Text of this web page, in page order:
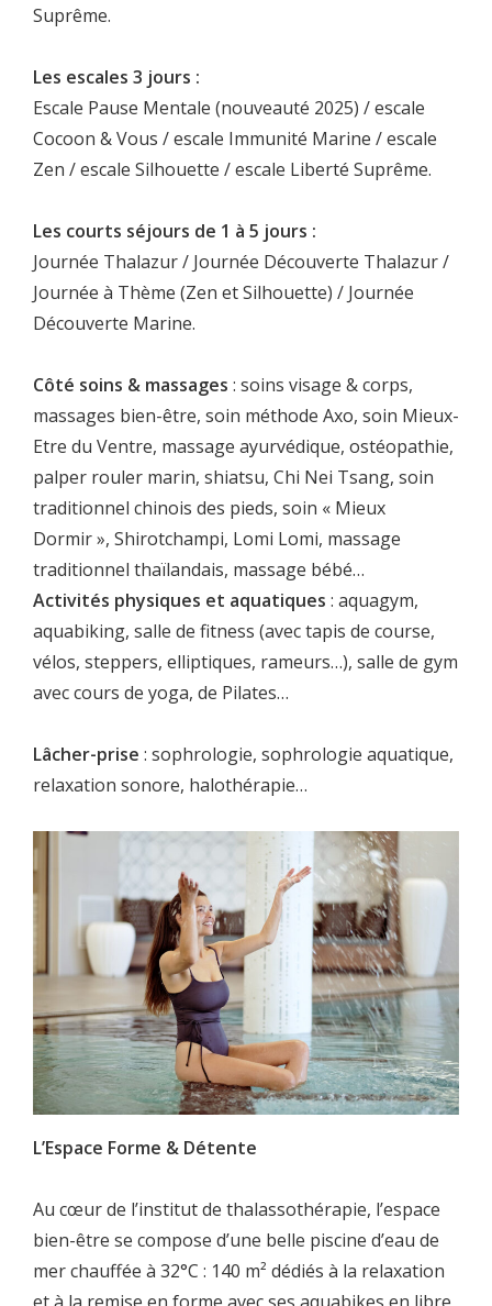
Suprême.
Les escales 3 jours :
Escale Pause Mentale (nouveauté 2025) / escale
Cocoon & Vous / escale Immunité Marine / escale
Zen / escale Silhouette / escale Liberté Suprême.
Les courts séjours de 1 à 5 jours :
Journée Thalazur / Journée Découverte Thalazur /
Journée à Thème (Zen et Silhouette) / Journée
Découverte Marine.
Côté soins & massages : soins visage & corps,
massages bien-être, soin méthode Axo, soin Mieux-
Etre du Ventre, massage ayurvédique, ostéopathie,
palper rouler marin, shiatsu, Chi Nei Tsang, soin
traditionnel chinois des pieds, soin « Mieux
Dormir », Shirotchampi, Lomi Lomi, massage
traditionnel thaïlandais, massage bébé…
Activités physiques et aquatiques : aquagym,
aquabiking, salle de fitness (avec tapis de course,
vélos, steppers, elliptiques, rameurs…), salle de gym
avec cours de yoga, de Pilates…
Lâcher-prise : sophrologie, sophrologie aquatique,
relaxation sonore, halothérapie…
L’Espace Forme & Détente
Au cœur de l’institut de thalassothérapie, l’espace
bien-être se compose d’une belle piscine d’eau de
mer chauffée à 32°C : 140 m² dédiés à la relaxation